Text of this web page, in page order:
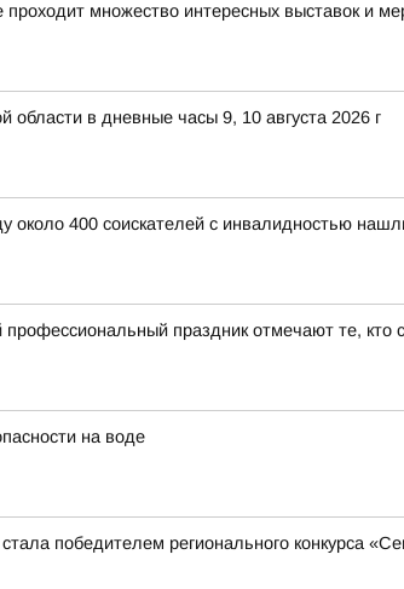
проходит множество интересных выставок и
области в дневные часы 9, 10 августа 2026 г
около 400 соискателей с инвалидностью
праздник отмечают те, кто
на воде
победителем регионального конкурса